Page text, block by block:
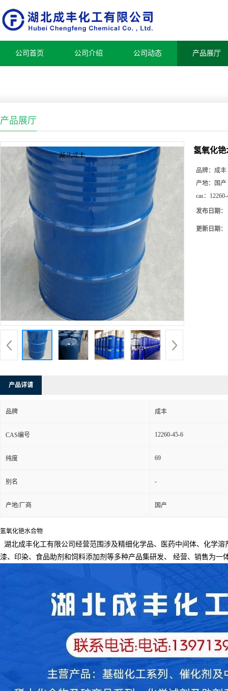
公司首页 公司介绍 公司动态 产品展厅
产品展厅
氢氧化
品牌： 成丰
产地：
国产
cas：
发布日期：
更新日期：
产品详请
品牌 成丰
CAS编号 12260-45-6
纯度 69
别名 -
产地/厂商 国产
氢氧化铯水合物
湖北成丰化工有限公司经营范围涉及精细化学品、医药中间体、化学
漆、印染、食品助剂和饲料添加剂等多种产品集研发、
经营、销售为一